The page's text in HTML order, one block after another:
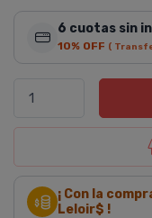
6 cuotas sin
10% OFF (
¡ Con la
Leloir$ !